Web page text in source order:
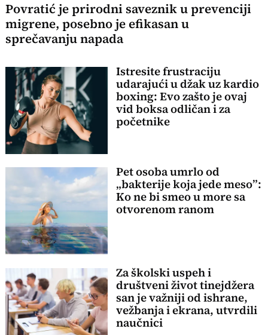
Povratić je prirodni saveznik u prevenciji
migrene, posebno je efikasan u
sprečavanju napada
Istresite frustraciju
udarajući u džak uz kardio
boxing: Evo zašto je ovaj
vid boksa odličan i za
početnike
Pet osoba umrlo od
„bakterije koja jede meso”:
Ko ne bi smeo u more sa
otvorenom ranom
Za školski uspeh i
društveni život tinejdžera
san je važniji od ishrane,
vežbanja i ekrana, utvrdili
naučnici